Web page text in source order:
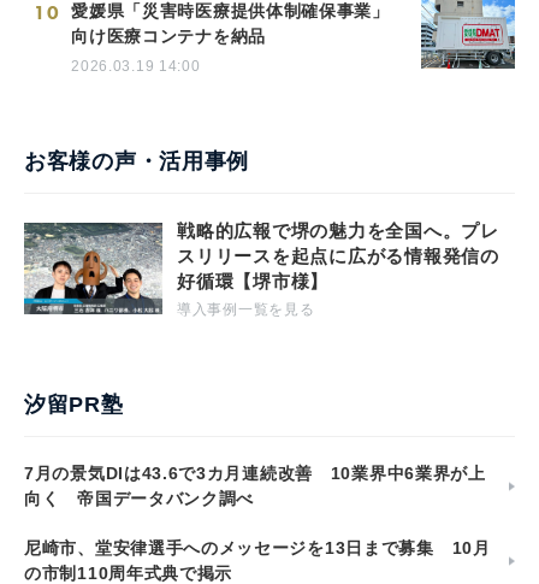
10
愛媛県「災害時医療提供体制確保事業」
向け医療コンテナを納品
2026.03.19 14:00
お客様の声・活用事例
戦略的広報で堺の魅力を全国へ。プレ
スリリースを起点に広がる情報発信の
好循環【堺市様】
導入事例一覧を見る
汐留PR塾
7月の景気DIは43.6で3カ月連続改善 10業界中6業界が上
向く 帝国データバンク調べ
尼崎市、堂安律選手へのメッセージを13日まで募集 10月
の市制110周年式典で掲示